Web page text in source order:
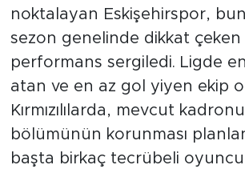
noktalayan Eskişehirspor,
sezon genelinde dikkat çeken
performans sergiledi. Ligde
atan ve en az gol yiyen ekip
Kırmızılılarda, mevcut
bölümünün korunması
başta birkaç tecrübeli